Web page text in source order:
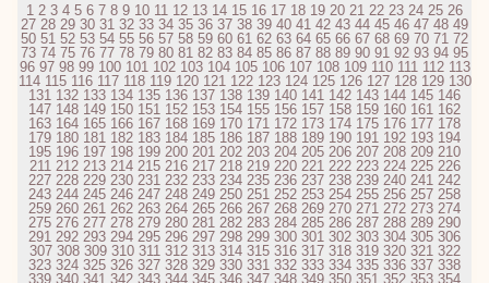
1 2 3 4 5 6 7 8 9 10 11 12 13 14 15 16 17 18 19 20 21 22 23 24 25 26
27 28 29 30 31 32 33 34 35 36 37 38 39 40 41 42 43 44 45 46 47 48 49
50 51 52 53 54 55 56 57 58 59 60 61 62 63 64 65 66 67 68 69 70 71 72
73 74 75 76 77 78 79 80 81 82 83 84 85 86 87 88 89 90 91 92 93 94 95
96 97 98 99 100 101 102 103 104 105 106 107 108 109 110 111 112 113
114 115 116 117 118 119 120 121 122 123 124 125 126 127 128 129 130
131 132 133 134 135 136 137 138 139 140 141 142 143 144 145 146
147 148 149 150 151 152 153 154 155 156 157 158 159 160 161 162
163 164 165 166 167 168 169 170 171 172 173 174 175 176 177 178
179 180 181 182 183 184 185 186 187 188 189 190 191 192 193 194
195 196 197 198 199 200 201 202 203 204 205 206 207 208 209 210
211 212 213 214 215 216 217 218 219 220 221 222 223 224 225 226
227 228 229 230 231 232 233 234 235 236 237 238 239 240 241 242
243 244 245 246 247 248 249 250 251 252 253 254 255 256 257 258
259 260 261 262 263 264 265 266 267 268 269 270 271 272 273 274
275 276 277 278 279 280 281 282 283 284 285 286 287 288 289 290
291 292 293 294 295 296 297 298 299 300 301 302 303 304 305 306
307 308 309 310 311 312 313 314 315 316 317 318 319 320 321 322
323 324 325 326 327 328 329 330 331 332 333 334 335 336 337 338
339 340 341 342 343 344 345 346 347 348 349 350 351 352 353 354